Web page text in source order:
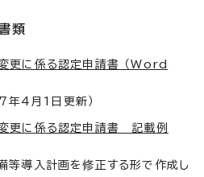
類
更に係る認定申請書 （Word
7年4月1日更新）
更に係る認定申請書 記載例
等導入計画を修正する形で作成し